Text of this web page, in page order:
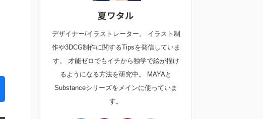
夏ワタル
デザイナー/イラストレーター。 イラスト制
作や3DCG制作に関するTipsを発信していま
す。 才能ゼロでもイチから独学で絵が描け
るようになる方法を研究中。 MAYAと
Substanceシリーズをメインに使っていま
す。